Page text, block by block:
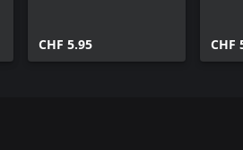
CHF 5.95 CHF